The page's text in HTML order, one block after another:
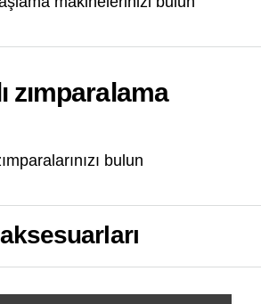
zımparalama
bulun